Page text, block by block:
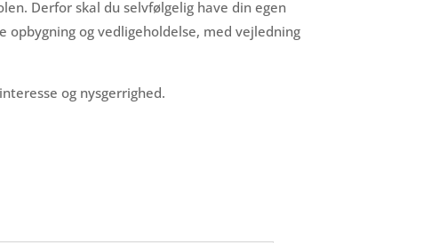
Derfor skal du selvfølgelig have din egen
og vedligeholdelse, med vejledning
og nysgerrighed.